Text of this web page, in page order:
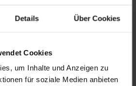
Details Über Cookies
Cookies
um Inhalte und Anzeigen zu
für soziale Medien anbieten
starken Schmerzen
gangraenosum
gangraenosum nach